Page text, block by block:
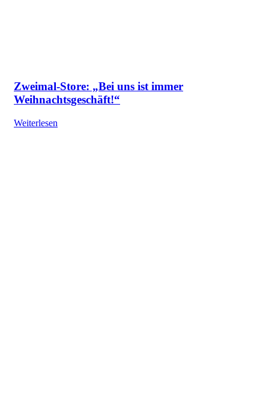
Zweimal-Store: „Bei uns ist immer
Weihnachtsgeschäft!“
Weiterlesen